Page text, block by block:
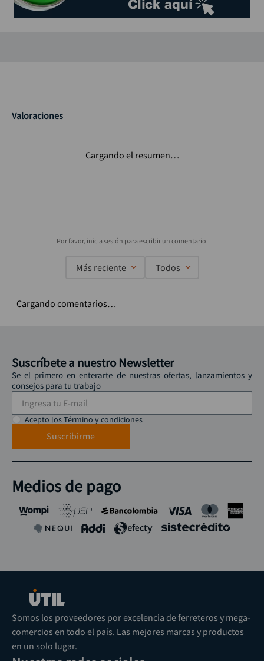
Valoraciones
Cargando el resumen…
Más reciente Todos
Cargando comentarios…
Suscríbete a nuestro Newsletter
Se el primero en enterarte de nuestras ofertas, lanzamientos y
consejos para tu trabajo
Acepto los Término y condiciones
Suscribirme
Medios de pago
Somos los proveedores por excelencia de ferreteros y mega-
comercios en todo el país. Las mejores marcas y productos
en un solo lugar.